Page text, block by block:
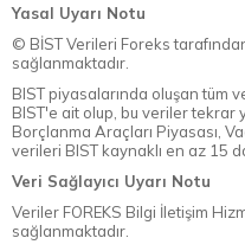
Yasal Uyarı Notu
© BİST Verileri Foreks
sağlanmaktadır.
BIST piyasalarında oluşan tüm
BIST'e ait olup, bu veriler tekrar
Borçlanma Araçları Piyasası,
verileri BIST kaynaklı en az 15
Veri Sağlayıcı Uyarı Notu
Veriler FOREKS Bilgi İletişim
sağlanmaktadır.